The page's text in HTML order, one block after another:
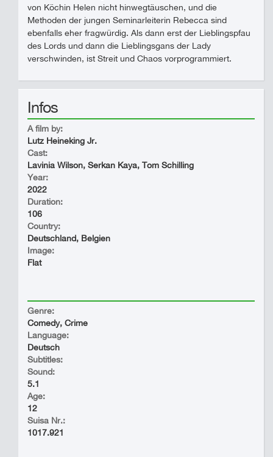
von Köchin Helen nicht hinwegtäuschen, und die
Methoden der jungen Seminarleiterin Rebecca sind
ebenfalls eher fragwürdig. Als dann erst der Lieblingspfau
des Lords und dann die Lieblingsgans der Lady
verschwinden, ist Streit und Chaos vorprogrammiert.
Infos
A film by:
Lutz Heineking Jr.
Cast:
Lavinia Wilson, Serkan Kaya, Tom Schilling
Year:
2022
Duration:
106
Country:
Deutschland, Belgien
Image:
Flat
Genre:
Comedy, Crime
Language:
Deutsch
Subtitles:
Sound:
5.1
Age:
12
Suisa Nr.:
1017.921